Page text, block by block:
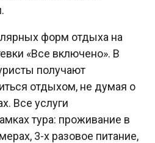
форм отдыха на
«Все включено». В
получают
отдыхом, не думая о
Все услуги
тура: проживание в
3-х разовое питание,